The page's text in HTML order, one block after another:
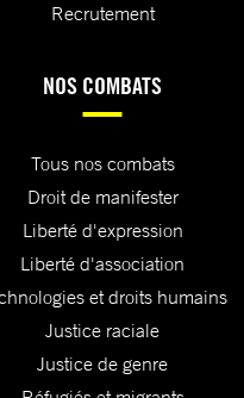
Recrutement
NOS COMBATS
Tous nos combats
Droit de manifester
Liberté d'expression
Liberté d'association
et droits humains
Justice raciale
Justice de genre